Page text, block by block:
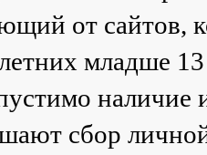
от сайтов,
младше 13
наличие
сбор